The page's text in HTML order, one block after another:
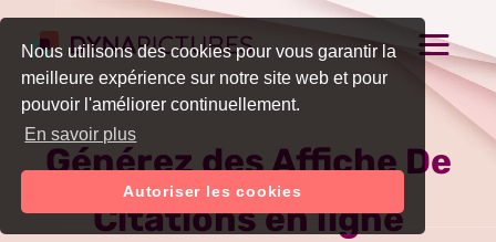
Nous utilisons des cookies pour vous garantir la
meilleure expérience sur notre site web et pour
pouvoir l'améliorer continuellement.
En savoir plus
Autoriser les cookies
Générez des Affiche De
Citations en ligne